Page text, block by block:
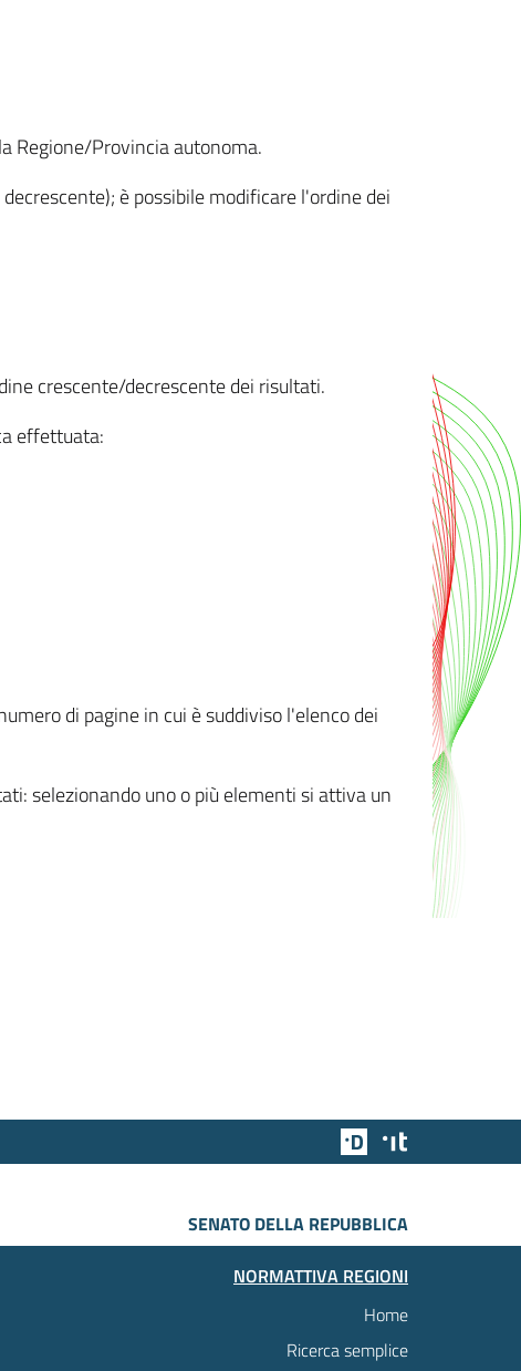
Regione/Provincia autonoma.
è possibile modificare l'ordine dei
crescente/decrescente dei risultati.
effettuata:
di pagine in cui è suddiviso l'elenco dei
selezionando uno o più elementi si attiva un
Team Digitale
SENATO DELLA REPUBBLICA
NORMATTIVA REGIONI
Home
Ricerca semplice